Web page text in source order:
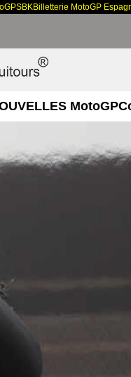
SBKBilletterie MotoGP
MotoGP